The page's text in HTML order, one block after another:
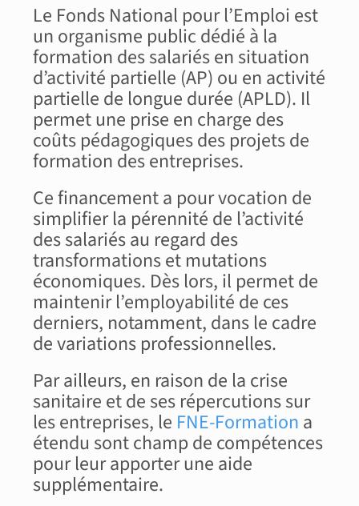
Le Fonds National pour l’Emploi est
un organisme public dédié à la
formation des salariés en situation
d’activité partielle (AP) ou en activité
partielle de longue durée (APLD). Il
permet une prise en charge des
coûts pédagogiques des projets de
formation des entreprises.
Ce financement a pour vocation de
simplifier la pérennité de l’activité
des salariés au regard des
transformations et mutations
économiques. Dès lors, il permet de
maintenir l’employabilité de ces
derniers, notamment, dans le cadre
de variations professionnelles.
Par ailleurs, en raison de la crise
sanitaire et de ses répercutions sur
les entreprises, le FNE-Formation a
étendu sont champ de compétences
pour leur apporter une aide
supplémentaire.